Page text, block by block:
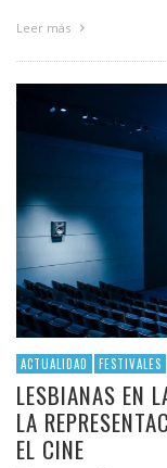
Leer más
ACTUALIDAD FESTIVALES
LESBIANAS EN
LA
EL CINE